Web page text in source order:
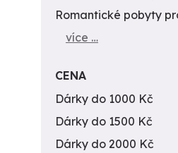
Romantické pobyty
více …
CENA
Dárky do 1000 Kč
Dárky do 1500 Kč
Dárky do 2000 Kč